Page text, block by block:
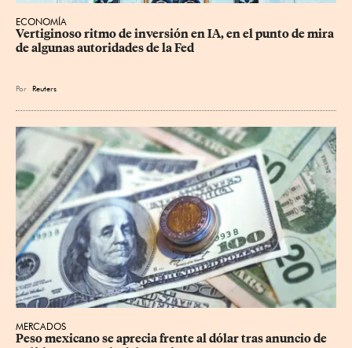
ECONOMÍA
Vertiginoso ritmo de inversión en IA, en el punto de mira
de algunas autoridades de la Fed
Por Reuters
MERCADOS
Peso mexicano se aprecia frente al dólar tras anuncio de